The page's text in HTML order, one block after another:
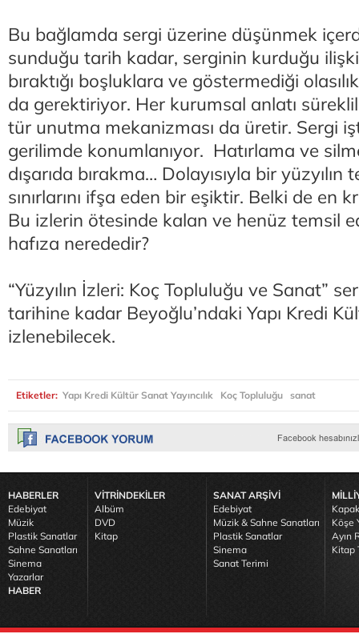
Bu bağlamda sergi üzerine düşünmek
sunduğu tarih kadar, serginin kurduğu
bıraktığı boşluklara ve göstermediği
da gerektiriyor. Her kurumsal anlatı
tür unutma mekanizması da üretir. Sergi
gerilimde konumlanıyor. Hatırlama ve
dışarıda bırakma… Dolayısıyla bir
sınırlarını ifşa eden bir eşiktir. Belki de en
Bu izlerin ötesinde kalan ve henüz temsil
hafıza nerededir?
“Yüzyılın İzleri: Koç Topluluğu ve Sanat”
tarihine kadar Beyoğlu’ndaki Yapı Kredi
izlenebilecek.
Etiketler: Yapı Kredi Kültür Sanat Yayıncılık Koç Topluluğu sanat
HABERLER
Edebiyat
Müzik
Plastik Sanatlar
Sahne Sanatları
Sinema
Yazarlar
HABER
VİTRİNDEKİLER
Albüm
DVD
Kitap
SANAT ARŞİVİ
Edebiyat
Müzik & Sahne Sanatları
Plastik Sanatlar
Sinema
Sanat Terimi
Köşe
Ayın
Kitap